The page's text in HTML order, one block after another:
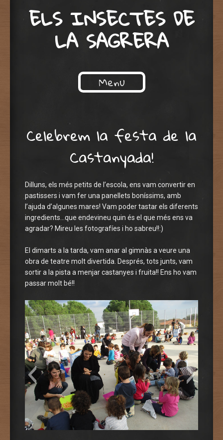
ELS INSECTES DE
LA SAGRERA
Menu
Celebrem la festa de la
Castanyada!
Dilluns, els més petits de l’escola, ens vam convertir en
pastissers i vam fer una panellets boníssims, amb
l’ajuda d’algunes mares! Vam poder tastar els diferents
ingredients…que endevineu quin és el que més ens va
agradar? Mireu les fotografíes i ho sabreu!!:)
El dimarts a la tarda, vam anar al gimnàs a veure una
obra de teatre molt divertida. Després, tots junts, vam
sortir a la pista a menjar castanyes i fruita!! Ens ho vam
passar molt bé!!